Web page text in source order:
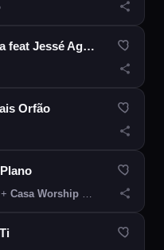
Minha essência feat Jessé Aguiar
Orfão
+ Casa Worship